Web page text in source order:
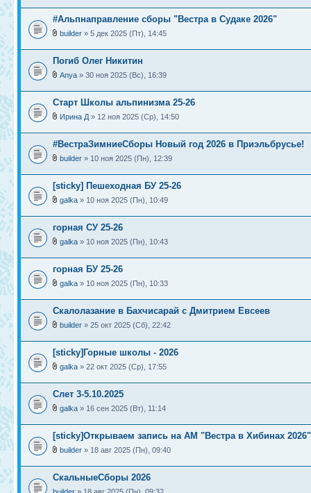
#Альпнаправление сборы "Вестра в Судаке 2026"
builder » 5 дек 2025 (Пт), 14:45
Погиб Олег Никитин
Anya » 30 ноя 2025 (Вс), 16:39
Старт Школы альпинизма 25-26
Ирина Д » 12 ноя 2025 (Ср), 14:50
#ВестраЗимниеСборы Новый год 2026 в Приэльбрусье!
builder » 10 ноя 2025 (Пн), 12:39
[sticky] Пешеходная БУ 25-26
galka » 10 ноя 2025 (Пн), 10:49
горная СУ 25-26
galka » 10 ноя 2025 (Пн), 10:43
горная БУ 25-26
galka » 10 ноя 2025 (Пн), 10:33
Скалолазание в Бахчисарай с Дмитрием Евсеев
builder » 25 окт 2025 (Сб), 22:42
[sticky]Горные школы - 2026
galka » 22 окт 2025 (Ср), 17:55
Слет 3-5.10.2025
galka » 16 сен 2025 (Вт), 11:14
[sticky]Открываем запись на АМ "Вестра в Хибинах 2026"
builder » 18 авг 2025 (Пн), 09:40
СкальныеСборы 2026